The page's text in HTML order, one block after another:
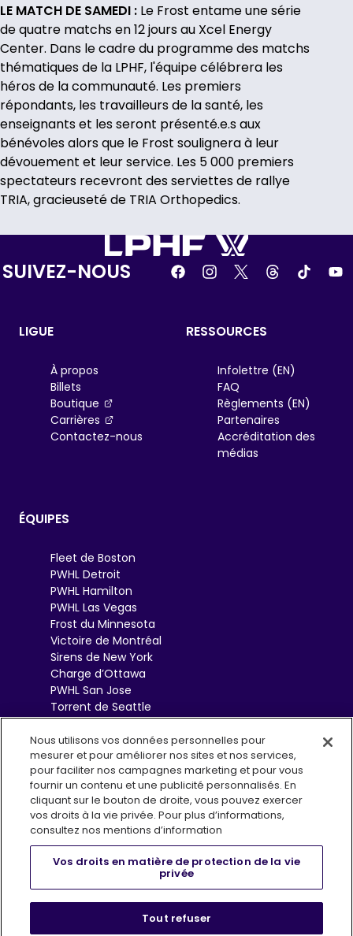
LE MATCH DE SAMEDI : Le Frost entame une série
de quatre matchs en 12 jours au Xcel Energy
Center. Dans le cadre du programme des matchs
thématiques de la LPHF, l'équipe célébrera les
héros de la communauté. Les premiers
répondants, les travailleurs de la santé, les
enseignants et les seront présenté.e.s aux
bénévoles alors que le Frost soulignera à leur
dévouement et leur service. Les 5 000 premiers
spectateurs recevront des serviettes de rallye
TRIA, gracieuseté de TRIA Orthopedics.
SUIVEZ-NOUS
LIGUE
À propos
Billets
Boutique
, opens in a new tab
Carrières
, opens in a new tab
Contactez-nous
RESSOURCES
Infolettre (EN)
FAQ
Règlements (EN)
Partenaires
Accréditation des
médias
ÉQUIPES
Fleet de Boston
PWHL Detroit
PWHL Hamilton
PWHL Las Vegas
Frost du Minnesota
Victoire de Montréal
Sirens de New York
Charge d’Ottawa
PWHL San Jose
Torrent de Seattle
Sceptres de Toronto
Goldeneyes de
Vancouver
Conditions d’utilisation
Politique de confidentialité
Infolettre (EN)
Nous utilisons vos données personnelles pour
mesurer et pour améliorer nos sites et nos services,
pour faciliter nos campagnes marketing et pour vous
fournir un contenu et une publicité personnalisés. En
cliquant sur le bouton de droite, vous pouvez exercer
vos droits à la vie privée. Pour plus d’informations,
consultez nos mentions d’information
Vos droits en matière de protection de la vie
privée
Tout refuser